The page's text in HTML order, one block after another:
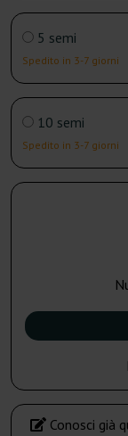
5 semi
Spedito in 3-7 giorni
10 semi
Spedito in 3-7 giorni
Conosci già